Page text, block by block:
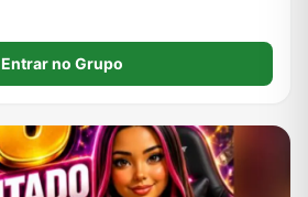
Entrar no Grupo